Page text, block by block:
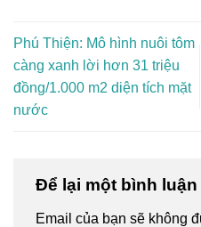
Phú Thiện: Mô hình nuôi tôm
càng xanh lời hơn 31 triệu
đồng/1.000 m2 diện tích mặt
nước
Để lại một bình luận
Email của bạn sẽ không